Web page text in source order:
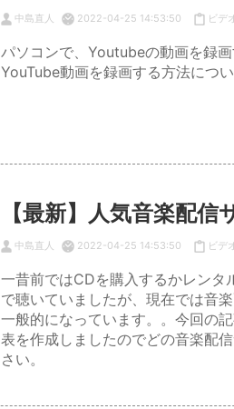
中島直人 2022-04-25 14:53:50 ビデ
パソコンで、Youtubeの動画を録
YouTube動画を録画する方法につい
【最新】人気音楽配
中島直人 2022-04-25 14:53:50 ビデ
一昔前ではCDを購入するかレンタ
で聴いていましたが、現在では音
一般的になっています。。今回の
表を作成しましたのでどの音楽配
さい。